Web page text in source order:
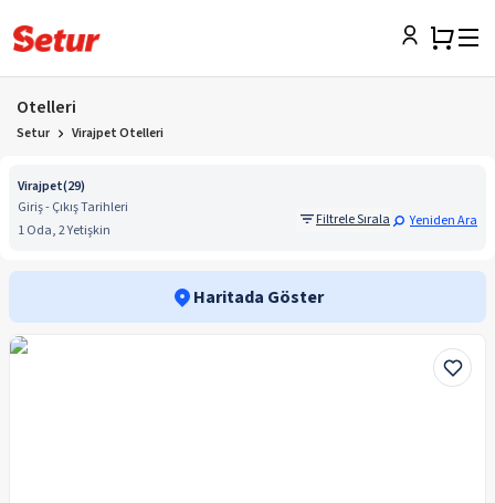
Otelleri
Setur Virajpet Otelleri
Virajpet(29)
Giriş - Çıkış Tarihleri
1 Oda, 2 Yetişkin
Filtrele Sırala Yeniden Ara
Haritada Göster